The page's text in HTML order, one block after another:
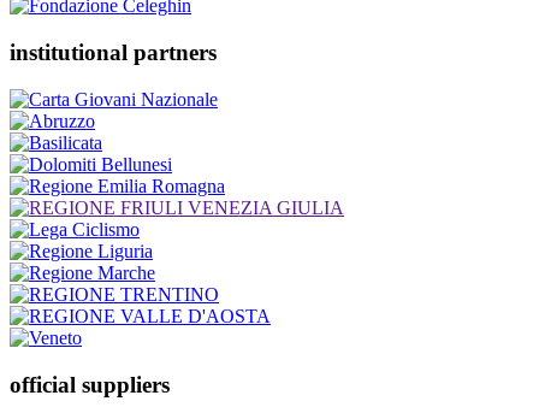
institutional partners
official suppliers